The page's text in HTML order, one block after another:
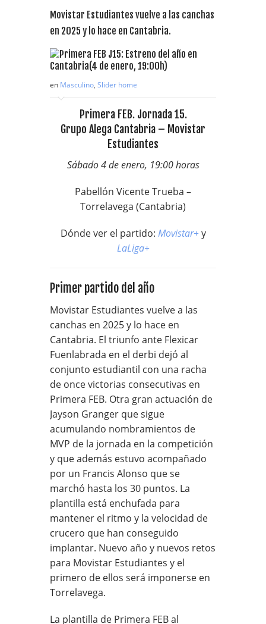
Movistar Estudiantes vuelve a las canchas
en 2025 y lo hace en Cantabria.
en Masculino, Slider home
Primera FEB. Jornada 15.
Grupo Alega Cantabria – Movistar
Estudiantes
Sábado 4 de enero, 19:00 horas
Pabellón Vicente Trueba –
Torrelavega (Cantabria)
Dónde ver el partido: Movistar+y
LaLiga+
Primer partido del año
Movistar Estudiantes vuelve a las
canchas en 2025 y lo hace en
Cantabria. El triunfo ante Flexicar
Fuenlabrada en el derbi dejó al
conjunto estudiantil con una racha
de once victorias consecutivas en
Primera FEB. Otra gran actuación de
Jayson Granger que sigue
acumulando nombramientos de
MVP de la jornada en la competición
y que además estuvo acompañado
por un Francis Alonso que se
marchó hasta los 30 puntos. La
plantilla está enchufada para
mantener el ritmo y la velocidad de
crucero que han conseguido
implantar. Nuevo año y nuevos retos
para Movistar Estudiantes y el
primero de ellos será imponerse en
Torrelavega.
La plantilla de Primera FEB al